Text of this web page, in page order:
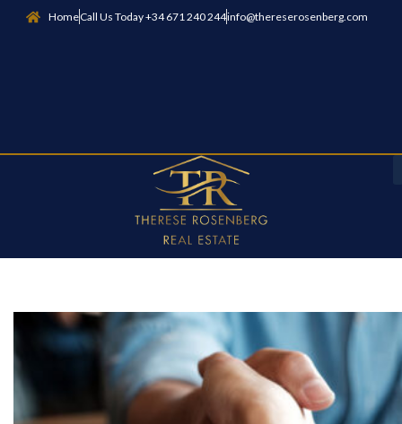
HomeCall Us Today +34 671 240 244info@thereserosenberg.com